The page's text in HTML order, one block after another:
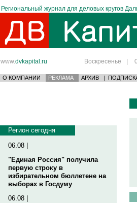
Региональный журнал для деловых кругов
www.dvkapital.ru Воскресенье |
О КОМПАНИИ РЕКЛАМА АРХИВ |
Регион сегодня
06.08 |
"Единая Россия" получила
первую строку в
избирательном бюллетене на
выборах в Госдуму
06.08 |